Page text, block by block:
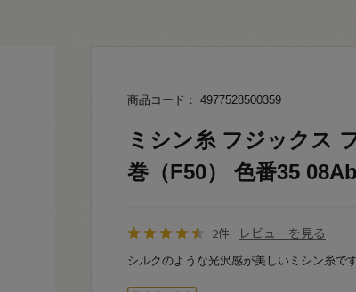
商品コード： 4977528500359
ミシン糸 フジックス
巻（F50） 色番35
2件 レビューを見る
シルクのような光沢感が美しいミシン糸です